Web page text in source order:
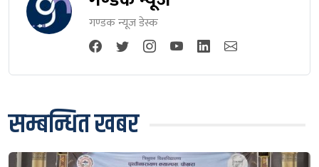
गण्डक न्यूज डेस्क
सम्बन्धित खबर